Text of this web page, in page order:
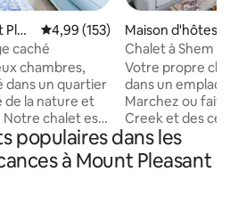
Évaluation moyenne sur la
4,99 (153)
caché
chambres,
dans un quartier
de la nature et
et une
chaque coin.
entièrement
Maison d'hôtes ⋅
sant
Chalet à Shem
Votre propre
dans un
Marchez ou
Creek et des
et de bars. À 3
10 minutes en
Charleston.
populaires dans les
à Mount Pleasant